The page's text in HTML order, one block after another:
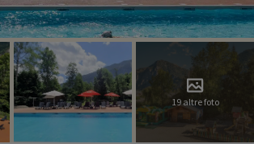
19 altre foto